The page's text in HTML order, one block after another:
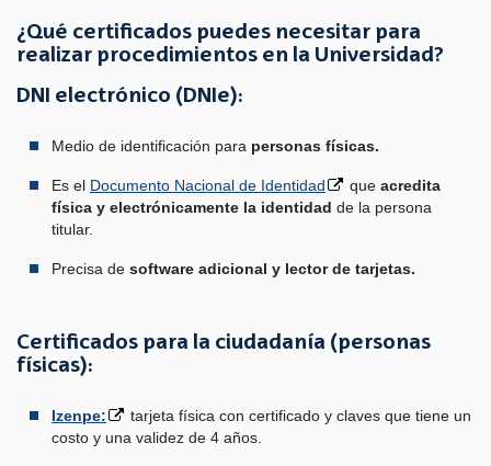
¿Qué certificados puedes necesitar para
realizar procedimientos en la Universidad?
DNI electrónico (DNIe):
Medio de identificación para personas físicas.
Es el Documento Nacional de Identidad que acredita
física y electrónicamente la identidad de la persona
titular.
Precisa de software adicional y lector de tarjetas.
Certificados para la ciudadanía (personas
físicas):
Izenpe:
tarjeta física con certificado y claves que tiene un
costo y una validez de 4 años.